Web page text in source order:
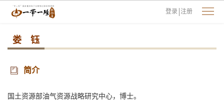
登录 注册
娄 钰
简介
国土资源部油气资源战略研究中心，博士。